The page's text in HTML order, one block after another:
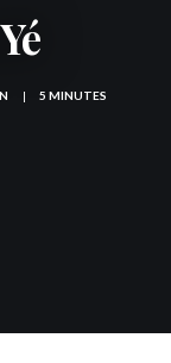
| 5 MINUTES